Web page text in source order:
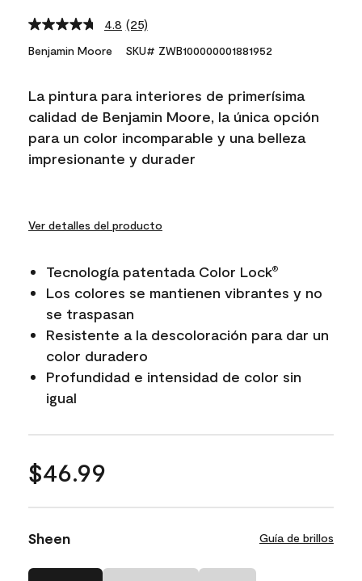
4.8 Read
25
Reviews.
link.
(25)
Benjamin Moore SKU# ZWB100000001881952
La pintura para interiores de primerísima
calidad de Benjamin Moore, la única opción
para un color incomparable y una belleza
impresionante y durader
Ver detalles del producto
Tecnología patentada Color Lock®
Los colores se mantienen vibrantes y no
se traspasan
Resistente a la descoloración para dar un
color duradero
Profundidad e intensidad de color sin
igual
$46.99
Sheen Guía de brillos